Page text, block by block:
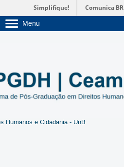
Simplifique! Comunica BR
Menu
Pós-Graduação
Administração
Servidor
Humanos e Cidadania - UnB